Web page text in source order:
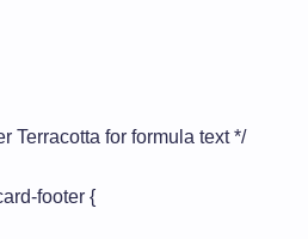
Terracotta for formula text */
footer {